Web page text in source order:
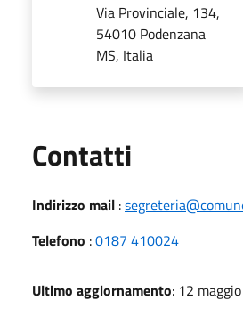
Via Provinciale, 134,
54010 Podenzana
MS, Italia
Contatti
Indirizzo mail :
Telefono :0187 410024
Ultimo aggiornamento: 12